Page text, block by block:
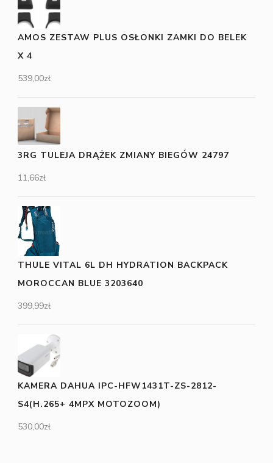
AMOS ZESTAW PLUS OSŁONKI ZAMKI DO BELEK
X 4
539,00zł
3RG TULEJA DRĄŻEK ZMIANY BIEGÓW 24797
11,66zł
THULE VITAL 6L DH HYDRATION BACKPACK
MOROCCAN BLUE 3203640
399,99zł
KAMERA DAHUA IPC-HFW1431T-ZS-2812-
S4(H.265+ 4MPX MOTOZOOM)
530,00zł